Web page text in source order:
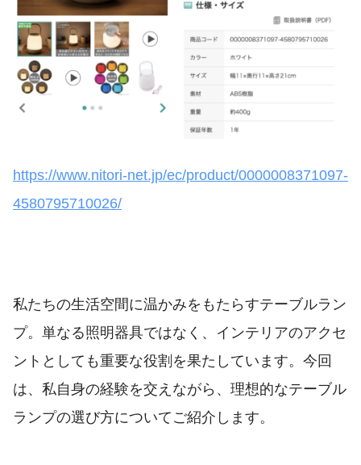
https://www.nitori-net.jp/ec/product/0000008371097-
4580795710026/
私たちの生活空間に温かみをもたらすテーブルラン
プ。単なる照明器具ではなく、インテリアのアクセ
ントとしても重要な役割を果たしています。今回
は、私自身の経験を交えながら、理想的なテーブル
ランプの選び方についてご紹介します。